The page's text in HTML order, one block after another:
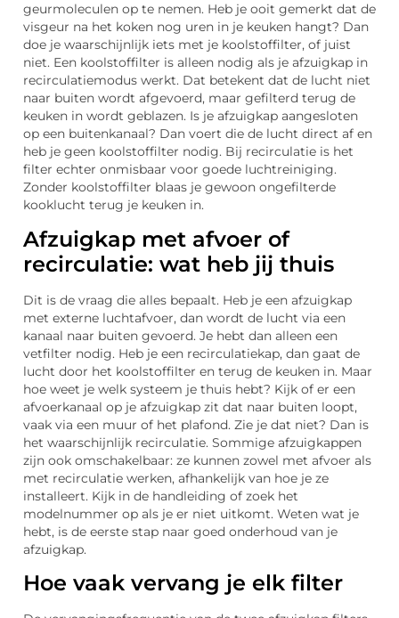
geurmoleculen op te nemen. Heb je ooit gemerkt dat de
visgeur na het koken nog uren in je keuken hangt? Dan
doe je waarschijnlijk iets met je koolstoffilter, of juist
niet. Een koolstoffilter is alleen nodig als je afzuigkap in
recirculatiemodus werkt. Dat betekent dat de lucht niet
naar buiten wordt afgevoerd, maar gefilterd terug de
keuken in wordt geblazen. Is je afzuigkap aangesloten
op een buitenkanaal? Dan voert die de lucht direct af en
heb je geen koolstoffilter nodig. Bij recirculatie is het
filter echter onmisbaar voor goede luchtreiniging.
Zonder koolstoffilter blaas je gewoon ongefilterde
kooklucht terug je keuken in.
Afzuigkap met afvoer of
recirculatie: wat heb jij thuis
Dit is de vraag die alles bepaalt. Heb je een afzuigkap
met externe luchtafvoer, dan wordt de lucht via een
kanaal naar buiten gevoerd. Je hebt dan alleen een
vetfilter nodig. Heb je een recirculatiekap, dan gaat de
lucht door het koolstoffilter en terug de keuken in. Maar
hoe weet je welk systeem je thuis hebt? Kijk of er een
afvoerkanaal op je afzuigkap zit dat naar buiten loopt,
vaak via een muur of het plafond. Zie je dat niet? Dan is
het waarschijnlijk recirculatie. Sommige afzuigkappen
zijn ook omschakelbaar: ze kunnen zowel met afvoer als
met recirculatie werken, afhankelijk van hoe je ze
installeert. Kijk in de handleiding of zoek het
modelnummer op als je er niet uitkomt. Weten wat je
hebt, is de eerste stap naar goed onderhoud van je
afzuigkap.
Hoe vaak vervang je elk filter